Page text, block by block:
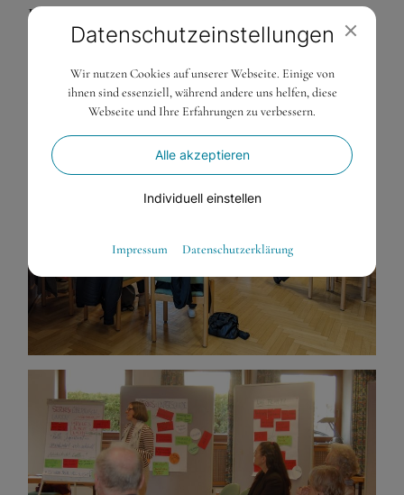
Handlungsempfehlungen formuliert.
Ein großes Dankeschön an alle Beteiligten, die sich
für den CrossTalk Zeit genommen und ihre
wertvollen Erfahrungen eingebracht haben.
Datenschutz­einstellungen
Wir nutzen Cookies auf unserer Webseite. Einige von
ihnen sind essenziell, während andere uns helfen, diese
Webseite und Ihre Erfahrungen zu verbessern.
Alle akzeptieren
Individuell einstellen
Essenzielle Cookies ermöglichen grundlegende Funktionen
und sind für die einwandfreie Funktion der Website
dringend erforderlich.
Spracheinstellungen
Externe Medien
Wenn Cookies von externen Medien akzeptiert werden,
bedarf der Zugriff auf externe Inhalte keiner manuellen
Zustimmung mehr.
Impressum Datenschutzerklärung